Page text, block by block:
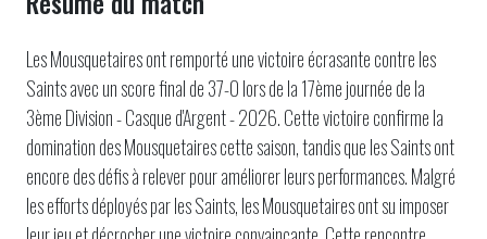
Les Mousquetaires ont remporté une victoire écrasante contre les
Saints avec un score final de 37-0 lors de la 17ème journée de la
3ème Division - Casque d'Argent - 2026. Cette victoire confirme la
domination des Mousquetaires cette saison, tandis que les Saints ont
encore des défis à relever pour améliorer leurs performances. Malgré
les efforts déployés par les Saints, les Mousquetaires ont su imposer